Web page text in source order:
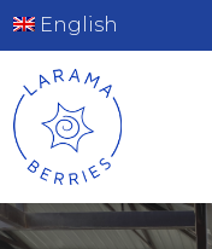
English